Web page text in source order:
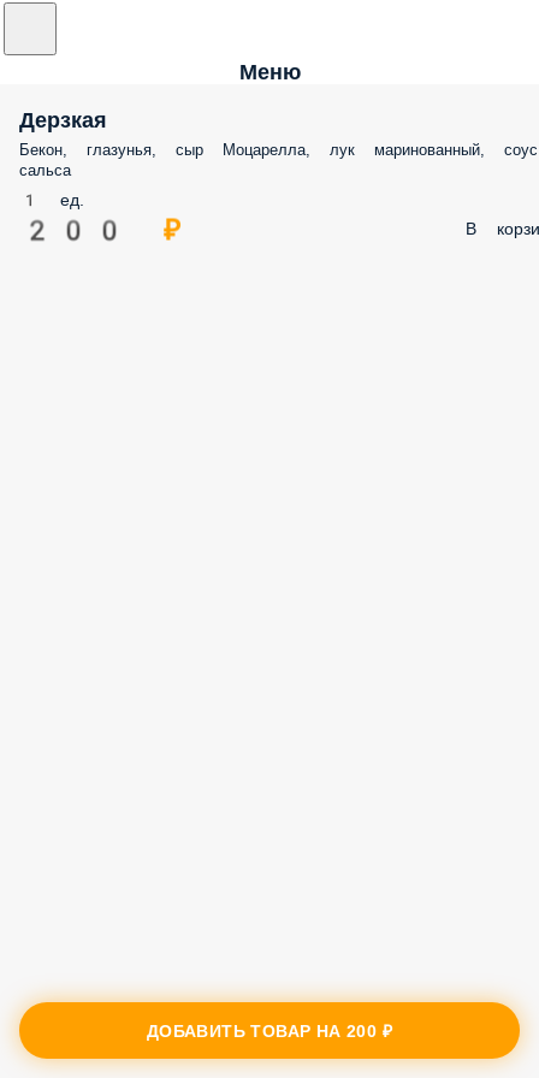
Меню
Дерзкая
Бекон, глазунья, сыр Моцарелла, лук маринованный, соус
сальса
1 ед.
200 ₽ В
ДОБАВИТЬ ТОВАР НА200 ₽